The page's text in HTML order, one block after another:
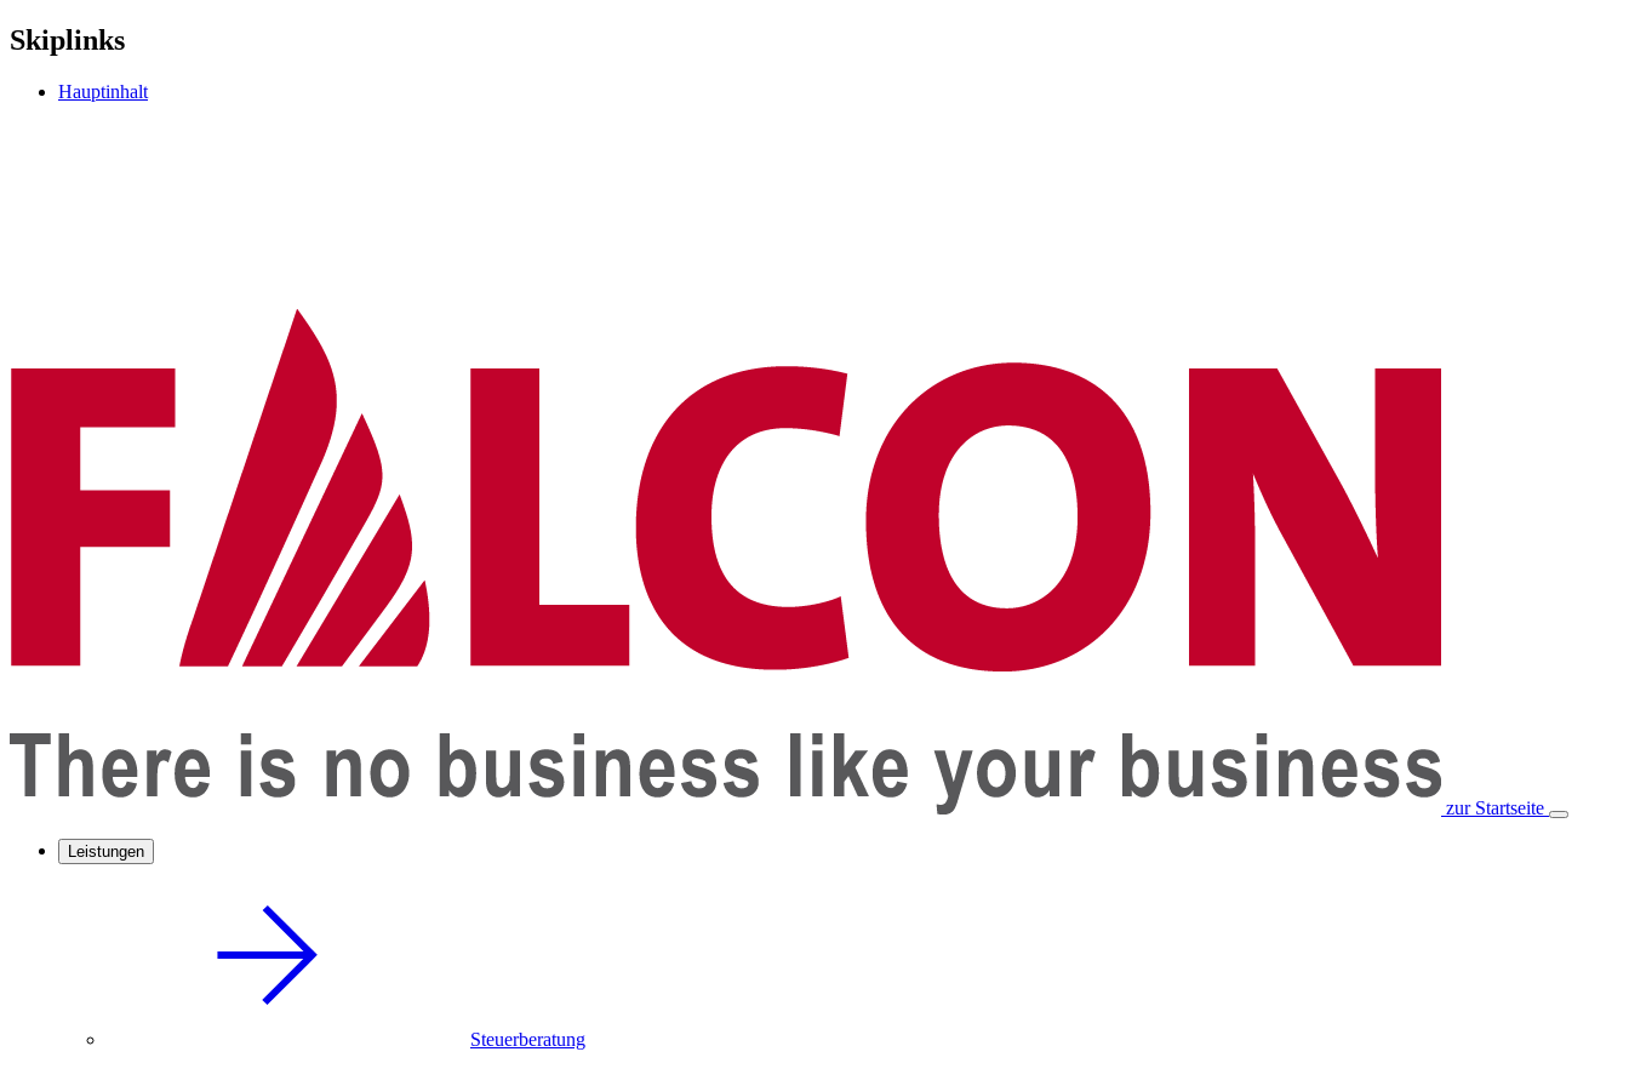
Skiplinks
Hauptinhalt
zur Startseite
Leistungen
Steuerberatung